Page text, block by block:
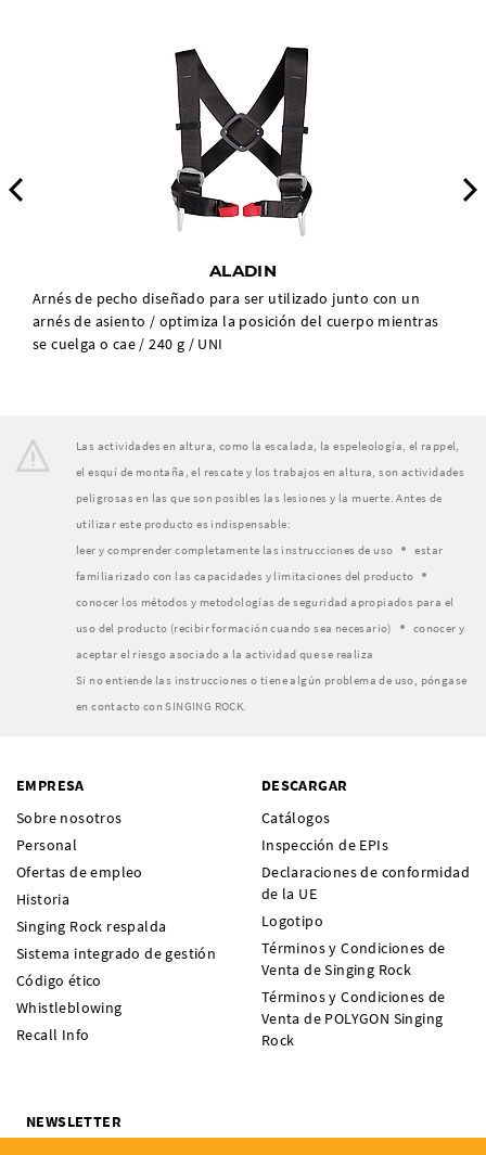
ALADIN
Arnés de pecho diseñado para ser utilizado junto con un
arnés de asiento / optimiza la posición del cuerpo mientras
se cuelga o cae / 240 g / UNI
Las actividades en altura, como la escalada, la espeleología, el rappel,
el esquí de montaña, el rescate y los trabajos en altura, son actividades
peligrosas en las que son posibles las lesiones y la muerte. Antes de
utilizar este producto es indispensable:
leer y comprender completamente las instrucciones de uso
estar
familiarizado con las capacidades y limitaciones del producto
conocer los métodos y metodologías de seguridad apropiados para el
uso del producto (recibir formación cuando sea necesario)
conocer y
aceptar el riesgo asociado a la actividad que se realiza
Si no entiende las instrucciones o tiene algún problema de uso, póngase
en contacto con SINGING ROCK.
EMPRESA
Sobre nosotros
Personal
Ofertas de empleo
Historia
Singing Rock respalda
Sistema integrado de gestión
Código ético
Whistleblowing
Recall Info
DESCARGAR
Catálogos
Inspección de EPIs
Declaraciones de conformidad
de la UE
Logotipo
Términos y Condiciones de
Venta de Singing Rock
Términos y Condiciones de
Venta de POLYGON Singing
Rock
NEWSLETTER